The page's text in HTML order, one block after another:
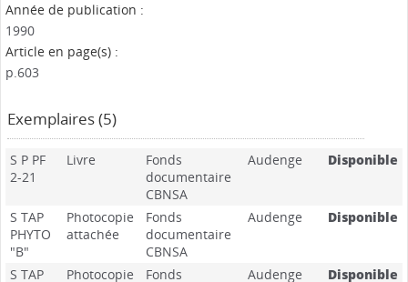
Année de publication :
1990
Article en page(s) :
p.603
Exemplaires (5)
S P PF
2-21
Livre
Fonds
documentaire
CBNSA
Audenge Disponible
S TAP
PHYTO
"B"
Photocopie
attachée
Fonds
documentaire
CBNSA
Audenge Disponible
S TAP Photocopie Fonds Audenge Disponible